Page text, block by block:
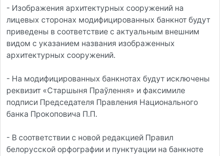
- Изображения архитектурных сооружений на
лицевых сторонах модифицированных банкнот будут
приведены в соответствие с актуальным внешним
видом с указанием названия изображенных
архитектурных сооружений.
- На модифицированных банкнотах будут исключены
реквизит «Старшыня Праўлення» и факсимиле
подписи Председателя Правления Национального
банка Прокоповича П.П.
- В соответствии с новой редакцией Правил
белорусской орфографии и пунктуации на банкноте